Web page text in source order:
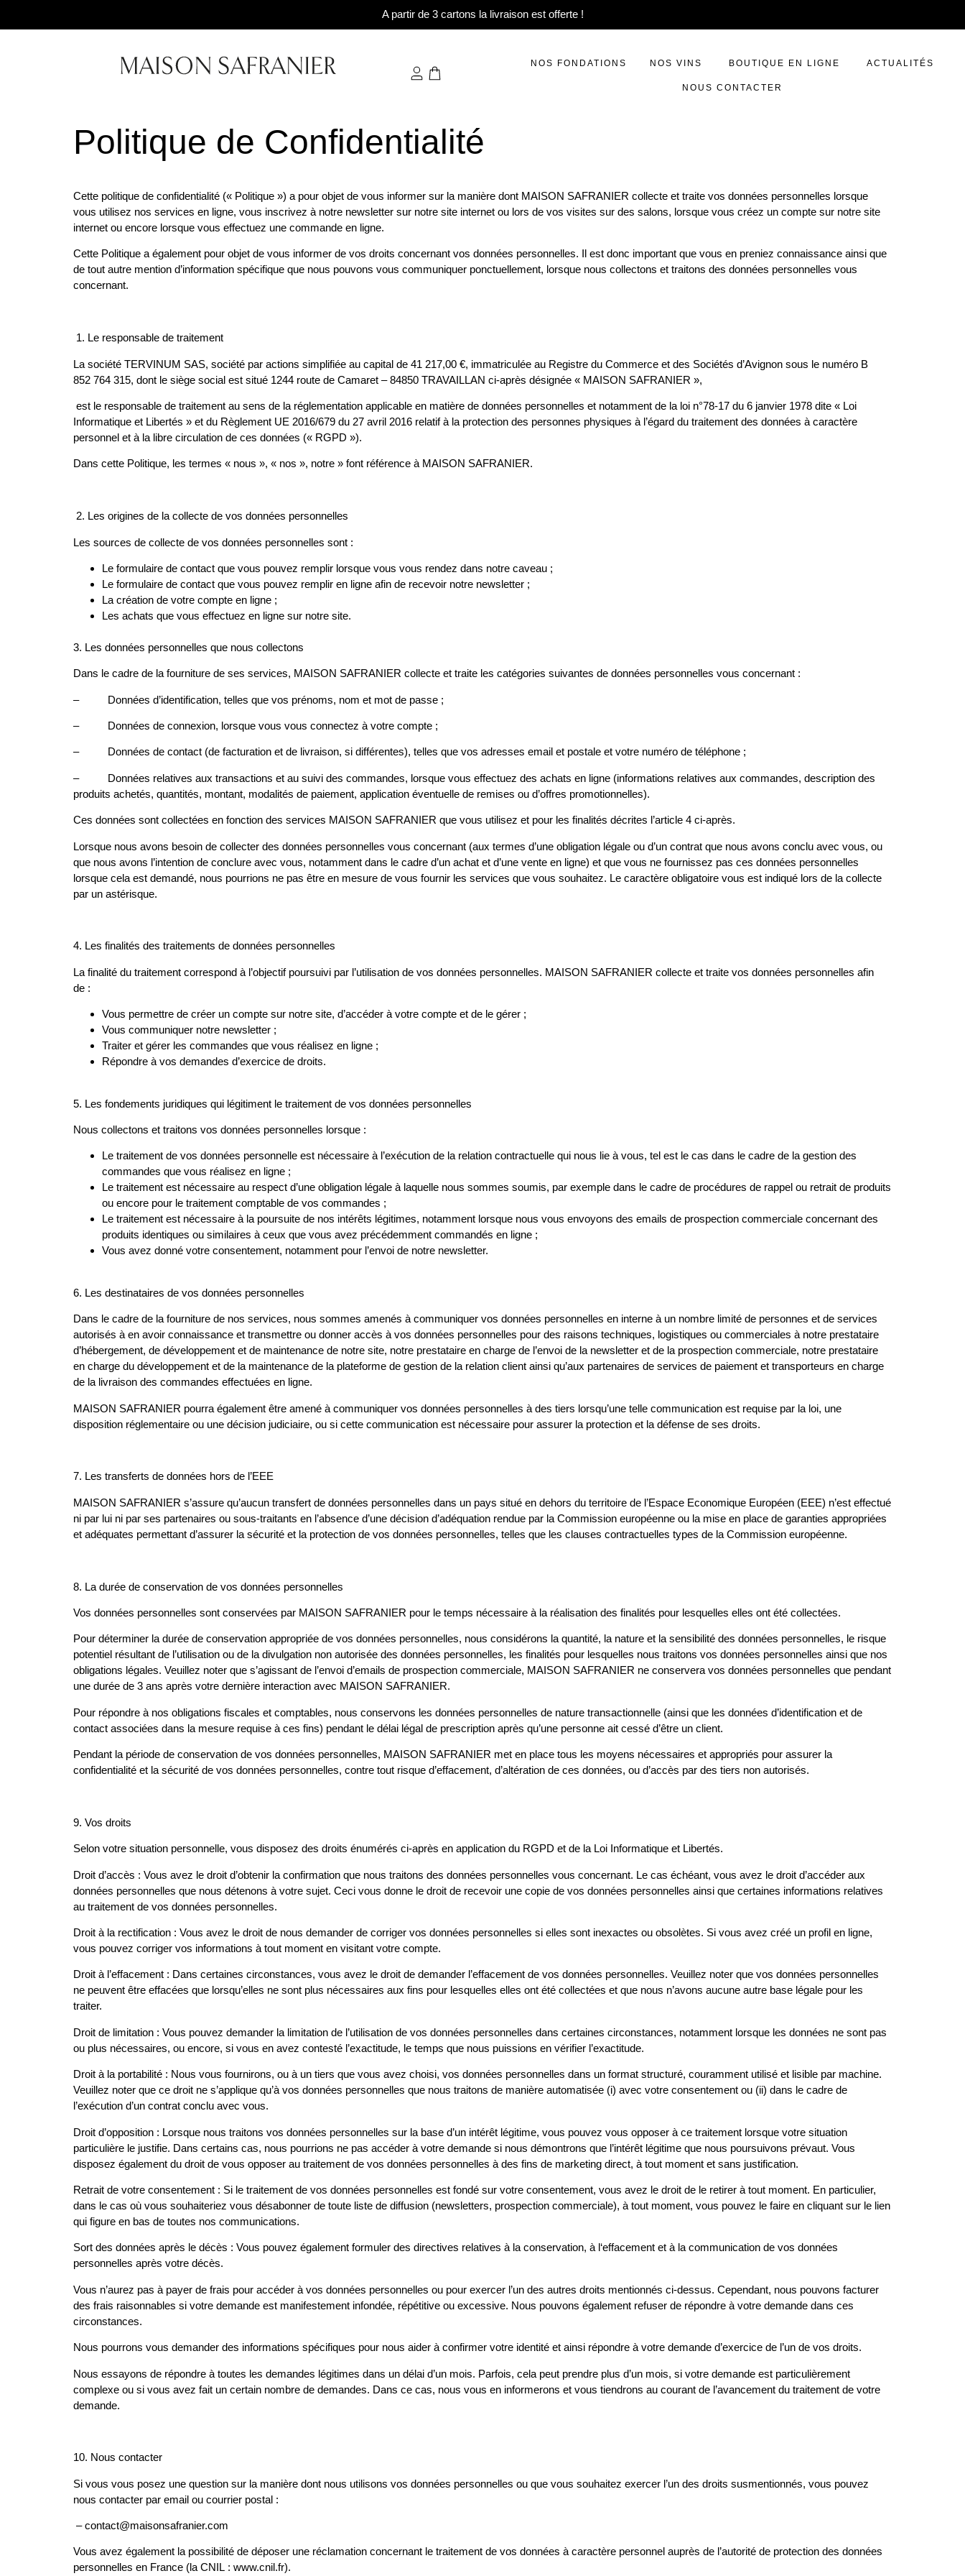
A partir de 3 cartons la livraison est offerte !
NOS FONDATIONS NOS VINS BOUTIQUE EN LIGNE ACTUALITÉS
NOUS CONTACTER
Politique de Confidentialité
Cette politique de confidentialité (« Politique ») a pour objet de vous informer sur la manière dont MAISON SAFRANIER collecte et traite vos données personnelles lorsque
vous utilisez nos services en ligne, vous inscrivez à notre newsletter sur notre site internet ou lors de vos visites sur des salons, lorsque vous créez un compte sur notre site
internet ou encore lorsque vous effectuez une commande en ligne.
Cette Politique a également pour objet de vous informer de vos droits concernant vos données personnelles. Il est donc important que vous en preniez connaissance ainsi que
de tout autre mention d’information spécifique que nous pouvons vous communiquer ponctuellement, lorsque nous collectons et traitons des données personnelles vous
concernant.
1. Le responsable de traitement
La société TERVINUM SAS, société par actions simplifiée au capital de 41 217,00 €, immatriculée au Registre du Commerce et des Sociétés d’Avignon sous le numéro B
852 764 315, dont le siège social est situé 1244 route de Camaret – 84850 TRAVAILLAN ci-après désignée « MAISON SAFRANIER »,
est le responsable de traitement au sens de la réglementation applicable en matière de données personnelles et notamment de la loi n°78-17 du 6 janvier 1978 dite « Loi
Informatique et Libertés » et du Règlement UE 2016/679 du 27 avril 2016 relatif à la protection des personnes physiques à l’égard du traitement des données à caractère
personnel et à la libre circulation de ces données (« RGPD »).
Dans cette Politique, les termes « nous », « nos », notre » font référence à MAISON SAFRANIER.
2. Les origines de la collecte de vos données personnelles
Les sources de collecte de vos données personnelles sont :
Le formulaire de contact que vous pouvez remplir lorsque vous vous rendez dans notre caveau ;
Le formulaire de contact que vous pouvez remplir en ligne afin de recevoir notre newsletter ;
La création de votre compte en ligne ;
Les achats que vous effectuez en ligne sur notre site.
3. Les données personnelles que nous collectons
Dans le cadre de la fourniture de ses services, MAISON SAFRANIER collecte et traite les catégories suivantes de données personnelles vous concernant :
– Données d’identification, telles que vos prénoms, nom et mot de passe ;
– Données de connexion, lorsque vous vous connectez à votre compte ;
– Données de contact (de facturation et de livraison, si différentes), telles que vos adresses email et postale et votre numéro de téléphone ;
– Données relatives aux transactions et au suivi des commandes, lorsque vous effectuez des achats en ligne (informations relatives aux commandes, description des
produits achetés, quantités, montant, modalités de paiement, application éventuelle de remises ou d’offres promotionnelles).
Ces données sont collectées en fonction des services MAISON SAFRANIER que vous utilisez et pour les finalités décrites l’article 4 ci-après.
Lorsque nous avons besoin de collecter des données personnelles vous concernant (aux termes d’une obligation légale ou d’un contrat que nous avons conclu avec vous, ou
que nous avons l’intention de conclure avec vous, notamment dans le cadre d’un achat et d’une vente en ligne) et que vous ne fournissez pas ces données personnelles
lorsque cela est demandé, nous pourrions ne pas être en mesure de vous fournir les services que vous souhaitez. Le caractère obligatoire vous est indiqué lors de la collecte
par un astérisque.
4. Les finalités des traitements de données personnelles
La finalité du traitement correspond à l’objectif poursuivi par l’utilisation de vos données personnelles. MAISON SAFRANIER collecte et traite vos données personnelles afin
de :
Vous permettre de créer un compte sur notre site, d’accéder à votre compte et de le gérer ;
Vous communiquer notre newsletter ;
Traiter et gérer les commandes que vous réalisez en ligne ;
Répondre à vos demandes d’exercice de droits.
5. Les fondements juridiques qui légitiment le traitement de vos données personnelles
Nous collectons et traitons vos données personnelles lorsque :
Le traitement de vos données personnelle est nécessaire à l’exécution de la relation contractuelle qui nous lie à vous, tel est le cas dans le cadre de la gestion des
commandes que vous réalisez en ligne ;
Le traitement est nécessaire au respect d’une obligation légale à laquelle nous sommes soumis, par exemple dans le cadre de procédures de rappel ou retrait de produits
ou encore pour le traitement comptable de vos commandes ;
Le traitement est nécessaire à la poursuite de nos intérêts légitimes, notamment lorsque nous vous envoyons des emails de prospection commerciale concernant des
produits identiques ou similaires à ceux que vous avez précédemment commandés en ligne ;
Vous avez donné votre consentement, notamment pour l’envoi de notre newsletter.
6. Les destinataires de vos données personnelles
Dans le cadre de la fourniture de nos services, nous sommes amenés à communiquer vos données personnelles en interne à un nombre limité de personnes et de services
autorisés à en avoir connaissance et transmettre ou donner accès à vos données personnelles pour des raisons techniques, logistiques ou commerciales à notre prestataire
d’hébergement, de développement et de maintenance de notre site, notre prestataire en charge de l’envoi de la newsletter et de la prospection commerciale, notre prestataire
en charge du développement et de la maintenance de la plateforme de gestion de la relation client ainsi qu’aux partenaires de services de paiement et transporteurs en charge
de la livraison des commandes effectuées en ligne.
MAISON SAFRANIER pourra également être amené à communiquer vos données personnelles à des tiers lorsqu’une telle communication est requise par la loi, une
disposition réglementaire ou une décision judiciaire, ou si cette communication est nécessaire pour assurer la protection et la défense de ses droits.
7. Les transferts de données hors de l’EEE
MAISON SAFRANIER s’assure qu’aucun transfert de données personnelles dans un pays situé en dehors du territoire de l’Espace Economique Européen (EEE) n’est effectué
ni par lui ni par ses partenaires ou sous-traitants en l’absence d’une décision d’adéquation rendue par la Commission européenne ou la mise en place de garanties appropriées
et adéquates permettant d’assurer la sécurité et la protection de vos données personnelles, telles que les clauses contractuelles types de la Commission européenne.
8. La durée de conservation de vos données personnelles
Vos données personnelles sont conservées par MAISON SAFRANIER pour le temps nécessaire à la réalisation des finalités pour lesquelles elles ont été collectées.
Pour déterminer la durée de conservation appropriée de vos données personnelles, nous considérons la quantité, la nature et la sensibilité des données personnelles, le risque
potentiel résultant de l’utilisation ou de la divulgation non autorisée des données personnelles, les finalités pour lesquelles nous traitons vos données personnelles ainsi que nos
obligations légales. Veuillez noter que s’agissant de l’envoi d’emails de prospection commerciale, MAISON SAFRANIER ne conservera vos données personnelles que pendant
une durée de 3 ans après votre dernière interaction avec MAISON SAFRANIER.
Pour répondre à nos obligations fiscales et comptables, nous conservons les données personnelles de nature transactionnelle (ainsi que les données d’identification et de
contact associées dans la mesure requise à ces fins) pendant le délai légal de prescription après qu’une personne ait cessé d’être un client.
Pendant la période de conservation de vos données personnelles, MAISON SAFRANIER met en place tous les moyens nécessaires et appropriés pour assurer la
confidentialité et la sécurité de vos données personnelles, contre tout risque d’effacement, d’altération de ces données, ou d’accès par des tiers non autorisés.
9. Vos droits
Selon votre situation personnelle, vous disposez des droits énumérés ci-après en application du RGPD et de la Loi Informatique et Libertés.
Droit d’accès : Vous avez le droit d’obtenir la confirmation que nous traitons des données personnelles vous concernant. Le cas échéant, vous avez le droit d’accéder aux
données personnelles que nous détenons à votre sujet. Ceci vous donne le droit de recevoir une copie de vos données personnelles ainsi que certaines informations relatives
au traitement de vos données personnelles.
Droit à la rectification : Vous avez le droit de nous demander de corriger vos données personnelles si elles sont inexactes ou obsolètes. Si vous avez créé un profil en ligne,
vous pouvez corriger vos informations à tout moment en visitant votre compte.
Droit à l’effacement : Dans certaines circonstances, vous avez le droit de demander l’effacement de vos données personnelles. Veuillez noter que vos données personnelles
ne peuvent être effacées que lorsqu’elles ne sont plus nécessaires aux fins pour lesquelles elles ont été collectées et que nous n’avons aucune autre base légale pour les
traiter.
Droit de limitation : Vous pouvez demander la limitation de l’utilisation de vos données personnelles dans certaines circonstances, notamment lorsque les données ne sont pas
ou plus nécessaires, ou encore, si vous en avez contesté l’exactitude, le temps que nous puissions en vérifier l’exactitude.
Droit à la portabilité : Nous vous fournirons, ou à un tiers que vous avez choisi, vos données personnelles dans un format structuré, couramment utilisé et lisible par machine.
Veuillez noter que ce droit ne s’applique qu’à vos données personnelles que nous traitons de manière automatisée (i) avec votre consentement ou (ii) dans le cadre de
l’exécution d’un contrat conclu avec vous.
Droit d’opposition : Lorsque nous traitons vos données personnelles sur la base d’un intérêt légitime, vous pouvez vous opposer à ce traitement lorsque votre situation
particulière le justifie. Dans certains cas, nous pourrions ne pas accéder à votre demande si nous démontrons que l’intérêt légitime que nous poursuivons prévaut. Vous
disposez également du droit de vous opposer au traitement de vos données personnelles à des fins de marketing direct, à tout moment et sans justification.
Retrait de votre consentement : Si le traitement de vos données personnelles est fondé sur votre consentement, vous avez le droit de le retirer à tout moment. En particulier,
dans le cas où vous souhaiteriez vous désabonner de toute liste de diffusion (newsletters, prospection commerciale), à tout moment, vous pouvez le faire en cliquant sur le lien
qui figure en bas de toutes nos communications.
Sort des données après le décès : Vous pouvez également formuler des directives relatives à la conservation, à l‘effacement et à la communication de vos données
personnelles après votre décès.
Vous n’aurez pas à payer de frais pour accéder à vos données personnelles ou pour exercer l’un des autres droits mentionnés ci-dessus. Cependant, nous pouvons facturer
des frais raisonnables si votre demande est manifestement infondée, répétitive ou excessive. Nous pouvons également refuser de répondre à votre demande dans ces
circonstances.
Nous pourrons vous demander des informations spécifiques pour nous aider à confirmer votre identité et ainsi répondre à votre demande d’exercice de l’un de vos droits.
Nous essayons de répondre à toutes les demandes légitimes dans un délai d’un mois. Parfois, cela peut prendre plus d’un mois, si votre demande est particulièrement
complexe ou si vous avez fait un certain nombre de demandes. Dans ce cas, nous vous en informerons et vous tiendrons au courant de l’avancement du traitement de votre
demande.
10. Nous contacter
Si vous vous posez une question sur la manière dont nous utilisons vos données personnelles ou que vous souhaitez exercer l’un des droits susmentionnés, vous pouvez
nous contacter par email ou courrier postal :
– contact@maisonsafranier.com
Vous avez également la possibilité de déposer une réclamation concernant le traitement de vos données à caractère personnel auprès de l’autorité de protection des données
personnelles en France (la CNIL : www.cnil.fr).